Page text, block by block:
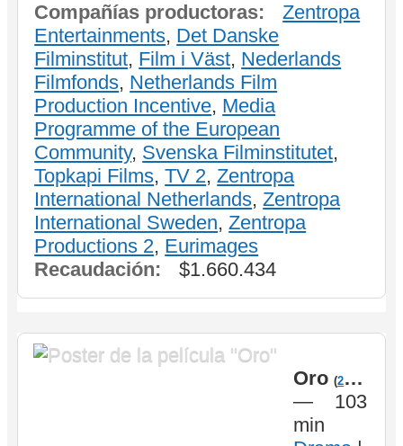
Compañías productoras:
Zentropa
Entertainments, Det Danske
Filminstitut, Film i Väst, Nederlands
Filmfonds, Netherlands Film
Production Incentive, Media
Programme of the European
Community, Svenska Filminstitutet,
Topkapi Films,TV 2,Zentropa
International Netherlands,Zentropa
International Sweden,Zentropa
Productions 2, Eurimages
Recaudación:
$1.660.434
Oro(2017
—
103
min